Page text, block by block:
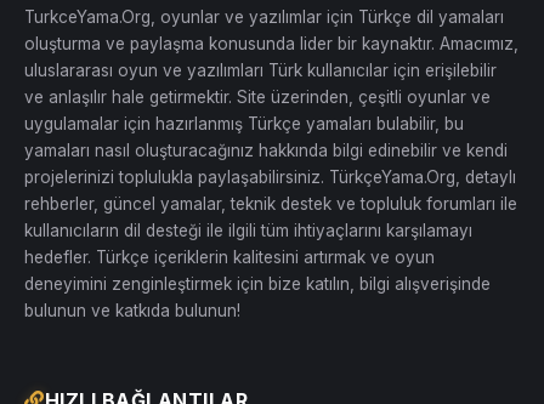
TurkceYama.Org, oyunlar ve yazılımlar için Türkçe dil yamaları
oluşturma ve paylaşma konusunda lider bir kaynaktır. Amacımız,
uluslararası oyun ve yazılımları Türk kullanıcılar için erişilebilir
ve anlaşılır hale getirmektir. Site üzerinden, çeşitli oyunlar ve
uygulamalar için hazırlanmış Türkçe yamaları bulabilir, bu
yamaları nasıl oluşturacağınız hakkında bilgi edinebilir ve kendi
projelerinizi toplulukla paylaşabilirsiniz. TürkçeYama.Org, detaylı
rehberler, güncel yamalar, teknik destek ve topluluk forumları ile
kullanıcıların dil desteği ile ilgili tüm ihtiyaçlarını karşılamayı
hedefler. Türkçe içeriklerin kalitesini artırmak ve oyun
deneyimini zenginleştirmek için bize katılın, bilgi alışverişinde
bulunun ve katkıda bulunun!